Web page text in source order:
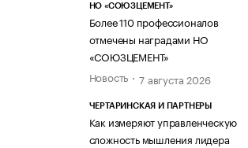
НО «СОЮЗЦЕМЕНТ»
Более 110 профессионалов
отмечены наградами НО
«СОЮЗЦЕМЕНТ»
Новость
7 августа 2026
ЧЕРТАРИНСКАЯ И ПАРТНЕРЫ
Как измеряют управленческую
сложность мышления лидера